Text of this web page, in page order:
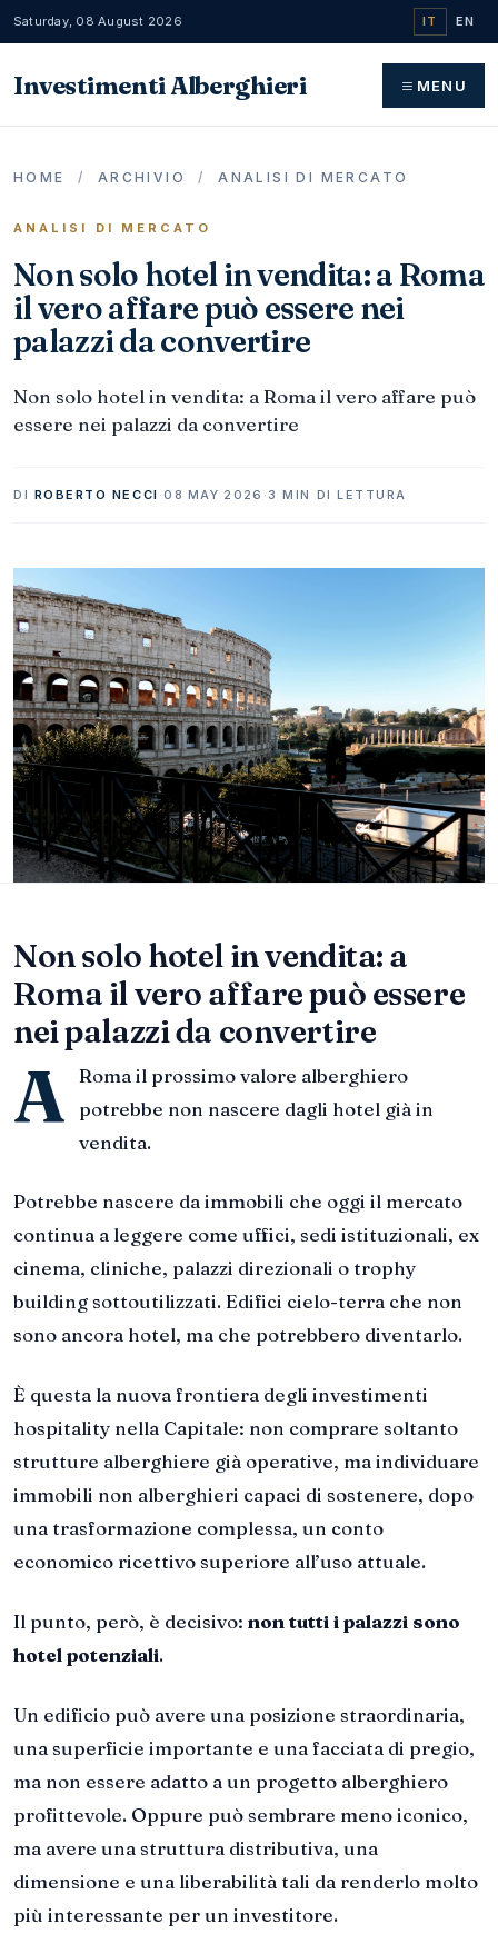
Saturday, 08 August 2026 IT EN
Investimenti Alberghieri MENU
HOME / ARCHIVIO / ANALISI DI MERCATO
ANALISI DI MERCATO
Non solo hotel in vendita: a Roma
il vero affare può essere nei
palazzi da convertire
Non solo hotel in vendita: a Roma il vero affare può
essere nei palazzi da convertire
DI ROBERTO NECCI ·08 MAY 2026 ·3 MIN DI LETTURA
Non solo hotel in vendita: a
Roma il vero affare può essere
nei palazzi da convertire
A
Roma il prossimo valore alberghiero
potrebbe non nascere dagli hotel già in
vendita.
Potrebbe nascere da immobili che oggi il mercato
continua a leggere come uffici, sedi istituzionali, ex
cinema, cliniche, palazzi direzionali o trophy
building sottoutilizzati. Edifici cielo-terra che non
sono ancora hotel, ma che potrebbero diventarlo.
È questa la nuova frontiera degli investimenti
hospitality nella Capitale: non comprare soltanto
strutture alberghiere già operative, ma individuare
immobili non alberghieri capaci di sostenere, dopo
una trasformazione complessa, un conto
economico ricettivo superiore all’uso attuale.
Il punto, però, è decisivo: non tutti i palazzi sono
hotel potenziali.
Un edificio può avere una posizione straordinaria,
una superficie importante e una facciata di pregio,
ma non essere adatto a un progetto alberghiero
profittevole. Oppure può sembrare meno iconico,
ma avere una struttura distributiva, una
dimensione e una liberabilità tali da renderlo molto
più interessante per un investitore.